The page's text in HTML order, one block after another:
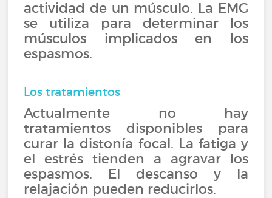
actividad de un músculo. La EMG
se utiliza para determinar los
músculos implicados en los
espasmos.
Los tratamientos
Actualmente no hay
tratamientos disponibles para
curar la distonía focal. La fatiga y
el estrés tienden a agravar los
espasmos. El descanso y la
relajación pueden reducirlos.